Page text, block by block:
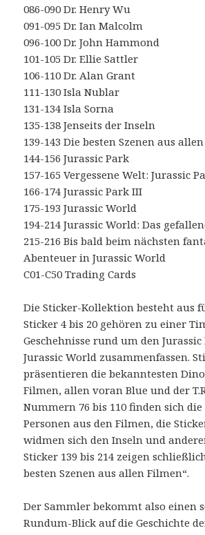
086-090 Dr. Henry Wu
091-095 Dr. Ian Malcolm
096-100 Dr. John Hammond
101-105 Dr. Ellie Sattler
106-110 Dr. Alan Grant
111-130 Isla Nublar
131-134 Isla Sorna
135-138 Jenseits der Inseln
139-143 Die besten Szenen aus
144-156 Jurassic Park
157-165 Vergessene Welt: Jurassic
166-174 Jurassic Park III
175-193 Jurassic World
194-214 Jurassic World: Das
215-216 Bis bald beim nächsten
Abenteuer in Jurassic World
C01-C50 Trading Cards
Die Sticker-Kollektion besteht aus
Sticker 4 bis 20 gehören zu einer
Geschehnisse rund um den
Jurassic World zusammenfassen.
präsentieren die bekanntesten
Filmen, allen voran Blue und der
Nummern 76 bis 110 finden sich
Personen aus den Filmen, die
widmen sich den Inseln und
Sticker 139 bis 214 zeigen
besten Szenen aus allen Filmen“.
Der Sammler bekommt also einen
Rundum-Blick auf die Geschichte